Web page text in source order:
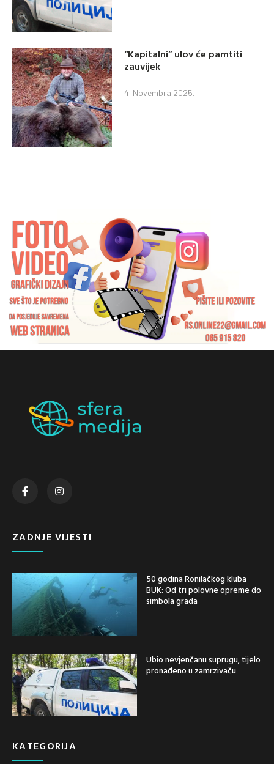
“Kapitalni” ulov će pamtiti
zauvijek
4. Novembra 2025.
ZADNJE VIJESTI
50 godina Ronilačkog kluba
BUK: Od tri polovne opreme do
simbola grada
Ubio nevjenčanu suprugu, tijelo
pronađeno u zamrzivaču
KATEGORIJA